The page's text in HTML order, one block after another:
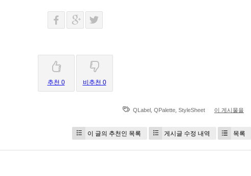
추천 0 비추천 0
QLabel, QPalette, StyleSheet 이 게시물을
이 글의 추천인 목록 게시글 수정 내역 목록